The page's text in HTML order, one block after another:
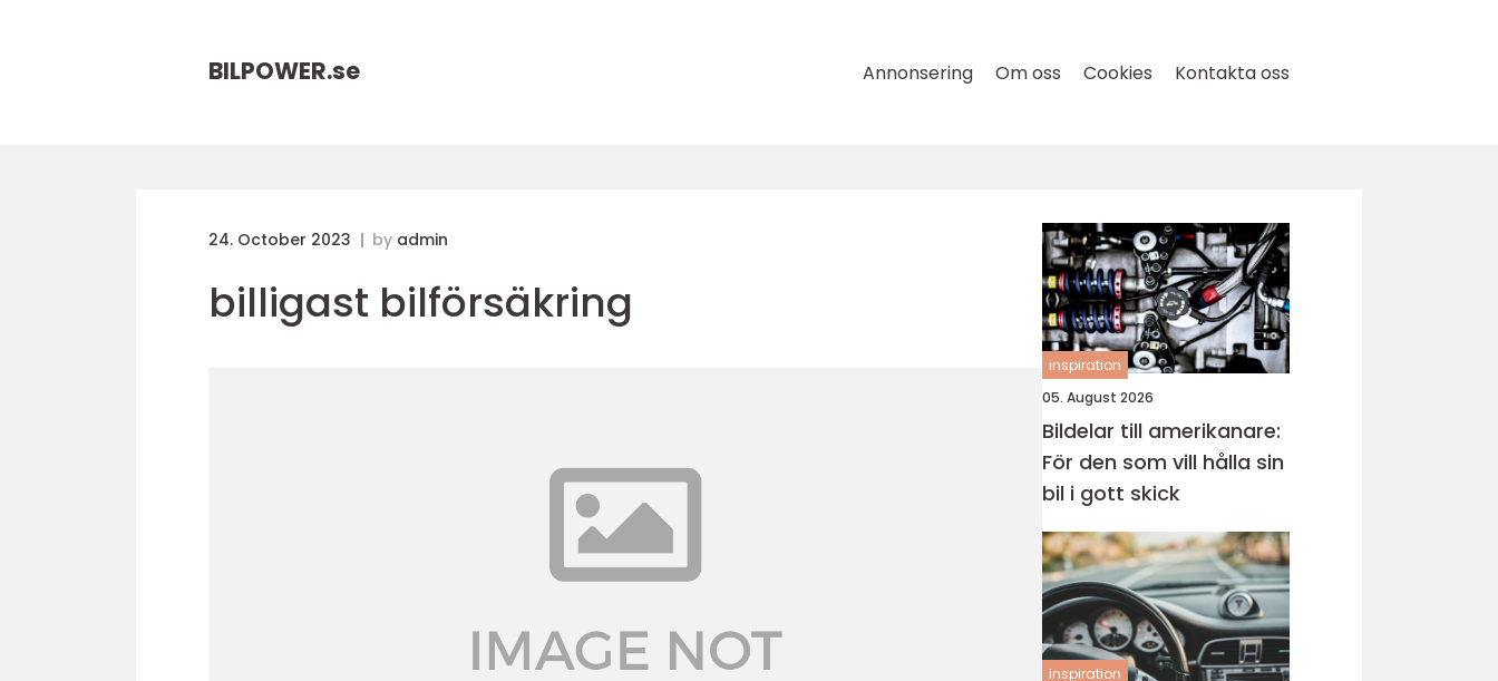
BILPOWER.se Annonsering Om oss Cookies Kontakta oss
24. October 2023 by admin
billigast bilförsäkring
inspiration
05. August 2026
Bildelar till amerikanare:
För den som vill hålla sin
bil i gott skick
inspiration